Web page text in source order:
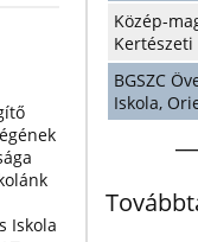
Iskola
Közép-
Kertészeti
BGSZC
Iskola,